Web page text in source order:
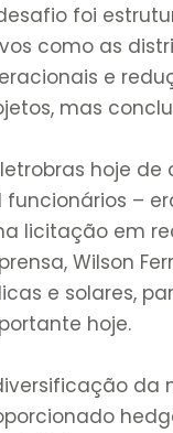
foi
como as
e
mas
hoje de
funcionários –
licitação em
Wilson
e solares,
hoje.
da